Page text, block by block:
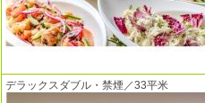
デラックスダブル・禁煙／33平米